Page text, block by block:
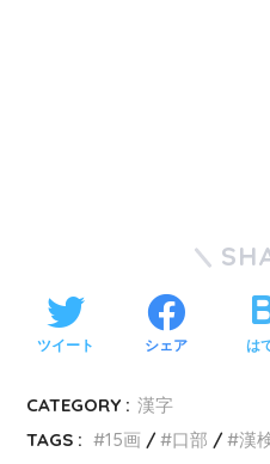
ツイート シェア は
CATEGORY : 漢字
TAGS :
15画 口部 漢